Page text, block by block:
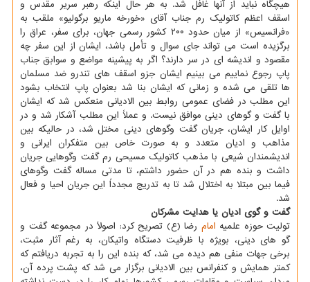
هیچگاه نباید از آنها غافل شد. به هر حال اینکه رهبر سریر مقدس و
اسقف اعظم کاتولیک رم جناب آقای «خورخه ماریو برگولیو» ملقب به
«فرانسیس» از میان حدود ۲۰۰ کشور رسمی جهان، برای سفر، عراق را
برگزیده است می تواند جای سوال و تأمل باشد، ایشان از این سفر چه
مقصود و اندیشه ای در سر دارند؟ اگر به پیشینه مواضع و سوابق جناب
پاپ رجوع نماییم می بینیم ایشان جزو اسقف های تندرو ضد مسلمان
ها تلقی می شده و زمانی که ایشان بنا شد بعنوان پاپ انتخاب بشود
این مطلب در فضای عمومی روابط بین الادیانی منعکس شد که ایشان
با گفت و گوهای دینی موافق نیست. و عملاً این مطلب آشکار شد و در
اوایل کار ایشان، جریان گفت وگوهای دینی مختل شد، در حالیکه بین
مذاهب و ادیان متعدد و به صورت خاص بین متفکران ایرانی و
اندیشمندان شیعی با مذهب کاتولیک مسیحی رم گفت وگوهایی جریان
داشت و بنده هم در آن حضور داشتم، تا مدتی مساله گفت وگوهای
فیما بین مبتلا به اختلال شد تا به تدریج مجدداً این جریان احیا و فعال
شد.
گفت و گوی ادیان یا هدایت مشرکان
تولیت حوزه علمیه امام رضا (ع) تصریح کرد: اصولاً در مجموعه گفت و
گو های دینی، بویژه با ظرفیت دستگاه واتیکان، به رغم آثار مثبت،
برخی جهات منفی هم دیده می شد، که بنده این را به تجربه دریافتم که
کمتر همایش و کنفرانس بین الادیانی برگزار می شد که پشت پرده آن،